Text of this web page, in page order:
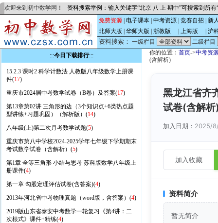
欢迎来到初中数学网！ 资料搜索举例：输入关键字“北京 八 上 期中”可搜索到所
免费资源 电子课本 中考资源 竞赛自招
新
北师大版
华师大版 浙教版 上海版 沪
资料搜索： 一级栏目
二级栏目
:::今日下载排行:::
15.2.3 课时2 科学计数法 人教版八年级数学上册课
件(17)
重庆市2024届中考数学试卷（B卷）及答案(17)
第13章第02讲 三角形的边（3个知识点+6类热点题
型讲练+习题巩固）（解析版）(14)
八年级(上)第二次月考数学试题(5)
重庆市第八中学校2024-2025学年七年级下学期期末
考试数学试卷（含解析）(5)
第1章 全等三角形 小结与思考 苏科版数学八年级上
册课件(4)
第一章 勾股定理评估试卷(含答案)(4)
2013年河北省中考物理真题（word版，含答案）(4)
2019版山东省泰安中考数学一轮复习《第4讲：二
次根式》课件+精练(4)
你的位置： 首页->中考资
(含解析)
黑龙江省齐
试卷(含解
加入日期： 2025/
加入收藏
资料简介
暂无简介